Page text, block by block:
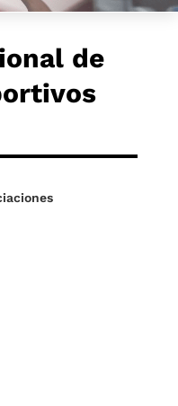
de